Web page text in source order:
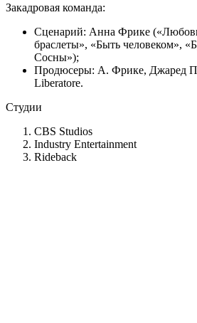
Закадровая команда:
Сценарий: Анна Фрике
браслеты», «Быть человеком»,
Сосны»);
Продюсеры: А. Фрике, Джаред
Liberatore.
Студии
CBS Studios
Industry Entertainment
Rideback